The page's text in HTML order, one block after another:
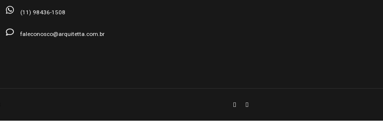
(11) 98436-1508
faleconosco@arquitetta.com.br